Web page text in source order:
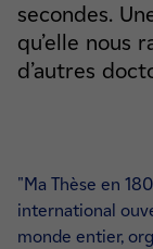
secondes.
qu’elle nous
d’autres
"Ma Thèse en
international
monde entier,